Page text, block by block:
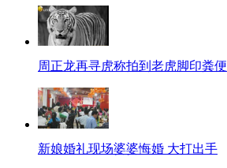
周正龙再寻虎称拍到老虎脚印粪便
新娘婚礼现场婆婆悔婚 大打出手